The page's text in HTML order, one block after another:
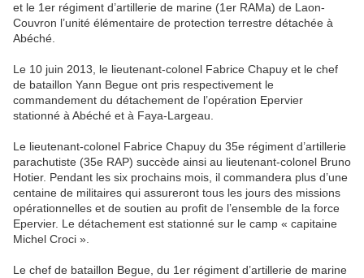
et le 1er régiment d’artillerie de marine (1er RAMa) de Laon-
Couvron l’unité élémentaire de protection terrestre détachée à
Abéché.
Le 10 juin 2013, le lieutenant-colonel Fabrice Chapuy et le chef
de bataillon Yann Begue ont pris respectivement le
commandement du détachement de l’opération Epervier
stationné à Abéché et à Faya-Largeau.
Le lieutenant-colonel Fabrice Chapuy du 35e régiment d’artillerie
parachutiste (35e RAP) succède ainsi au lieutenant-colonel Bruno
Hotier. Pendant les six prochains mois, il commandera plus d’une
centaine de militaires qui assureront tous les jours des missions
opérationnelles et de soutien au profit de l’ensemble de la force
Epervier. Le détachement est stationné sur le camp « capitaine
Michel Croci ».
Le chef de bataillon Begue, du 1er régiment d’artillerie de marine